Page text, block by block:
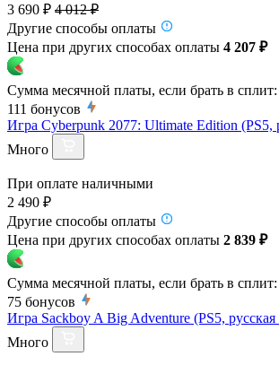
3 690 ₽ 4 012 ₽
Другие способы оплаты
Цена при других способах оплаты 4 207 ₽
Сумма месячной платы, если брать в сплит:
111 бонусов
Игра Cyberpunk 2077: Ultimate Edition (PS5,
Много
При оплате наличными
2 490 ₽
Другие способы оплаты
Цена при других способах оплаты 2 839 ₽
Сумма месячной платы, если брать в сплит:
75 бонусов
Игра Sackboy A Big Adventure (PS5, русская
Много